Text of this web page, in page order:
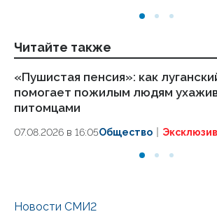
Читайте также
«Пушистая пенсия»: как
помогает пожилым людям
питомцами
07.08.2026 в 16:05Общество Эксклюзив
Новости СМИ2